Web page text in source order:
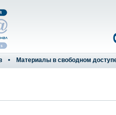
Материалы в свободном